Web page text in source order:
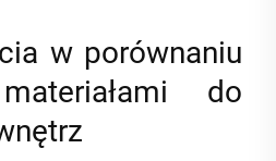
w porównaniu
do